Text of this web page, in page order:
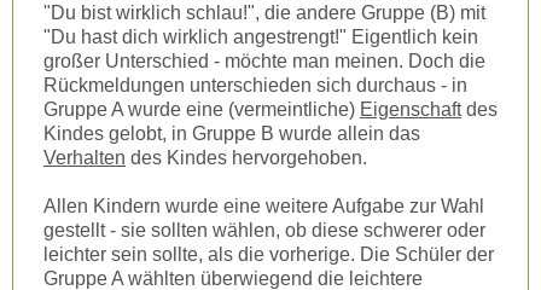
"Du bist wirklich schlau!", die andere Gruppe (B) mit
"Du hast dich wirklich angestrengt!" Eigentlich kein
großer Unterschied - möchte man meinen. Doch die
Rückmeldungen unterschieden sich durchaus - in
Gruppe A wurde eine (vermeintliche) Eigenschaftdes
Kindes gelobt, in Gruppe B wurde allein das
Verhalten des Kindes hervorgehoben.
Allen Kindern wurde eine weitere Aufgabe zur Wahl
gestellt - sie sollten wählen, ob diese schwerer oder
leichter sein sollte, als die vorherige. Die Schüler der
Gruppe A wählten überwiegend die leichtere